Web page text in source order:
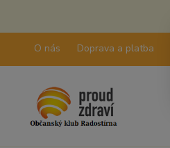
O nás Doprava a platba